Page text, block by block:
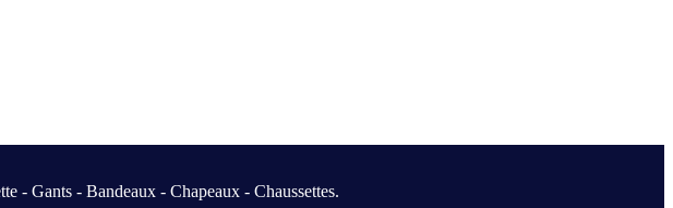
- Gants - Bandeaux - Chapeaux - Chaussettes.